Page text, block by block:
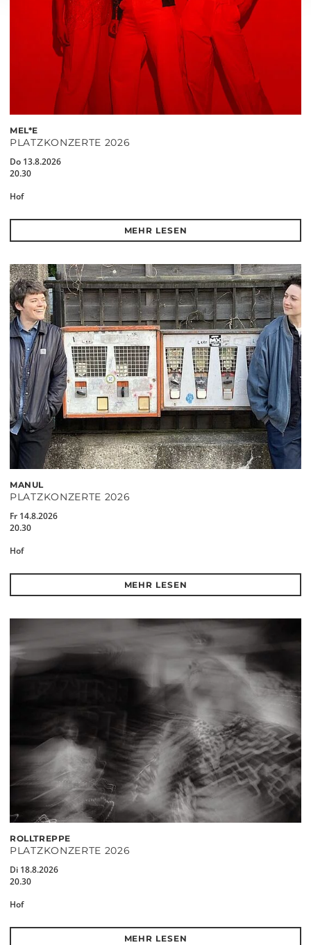
MEL*E
PLATZKONZERTE 2026
Do 13.8.2026
20.30
Hof
MEHR LESEN
MANUL
PLATZKONZERTE 2026
Fr 14.8.2026
20.30
Hof
MEHR LESEN
ROLLTREPPE
PLATZKONZERTE 2026
Di 18.8.2026
20.30
Hof
MEHR LESEN